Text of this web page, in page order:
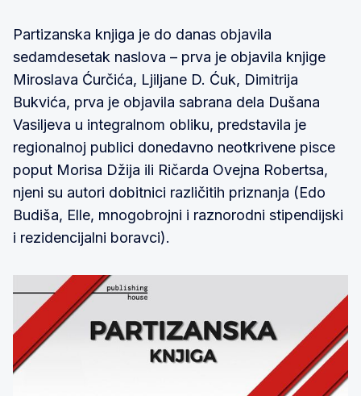
Partizanska knjiga je do danas objavila
sedamdesetak naslova – prva je objavila knjige
Miroslava Ćurčića, Ljiljane D. Ćuk, Dimitrija
Bukvića, prva je objavila sabrana dela Dušana
Vasiljeva u integralnom obliku, predstavila je
regionalnoj publici donedavno neotkrivene pisce
poput Morisa Džija ili Ričarda Ovejna Robertsa,
njeni su autori dobitnici različitih priznanja (Edo
Budiša, Elle, mnogobrojni i raznorodni stipendijski
i rezidencijalni boravci).